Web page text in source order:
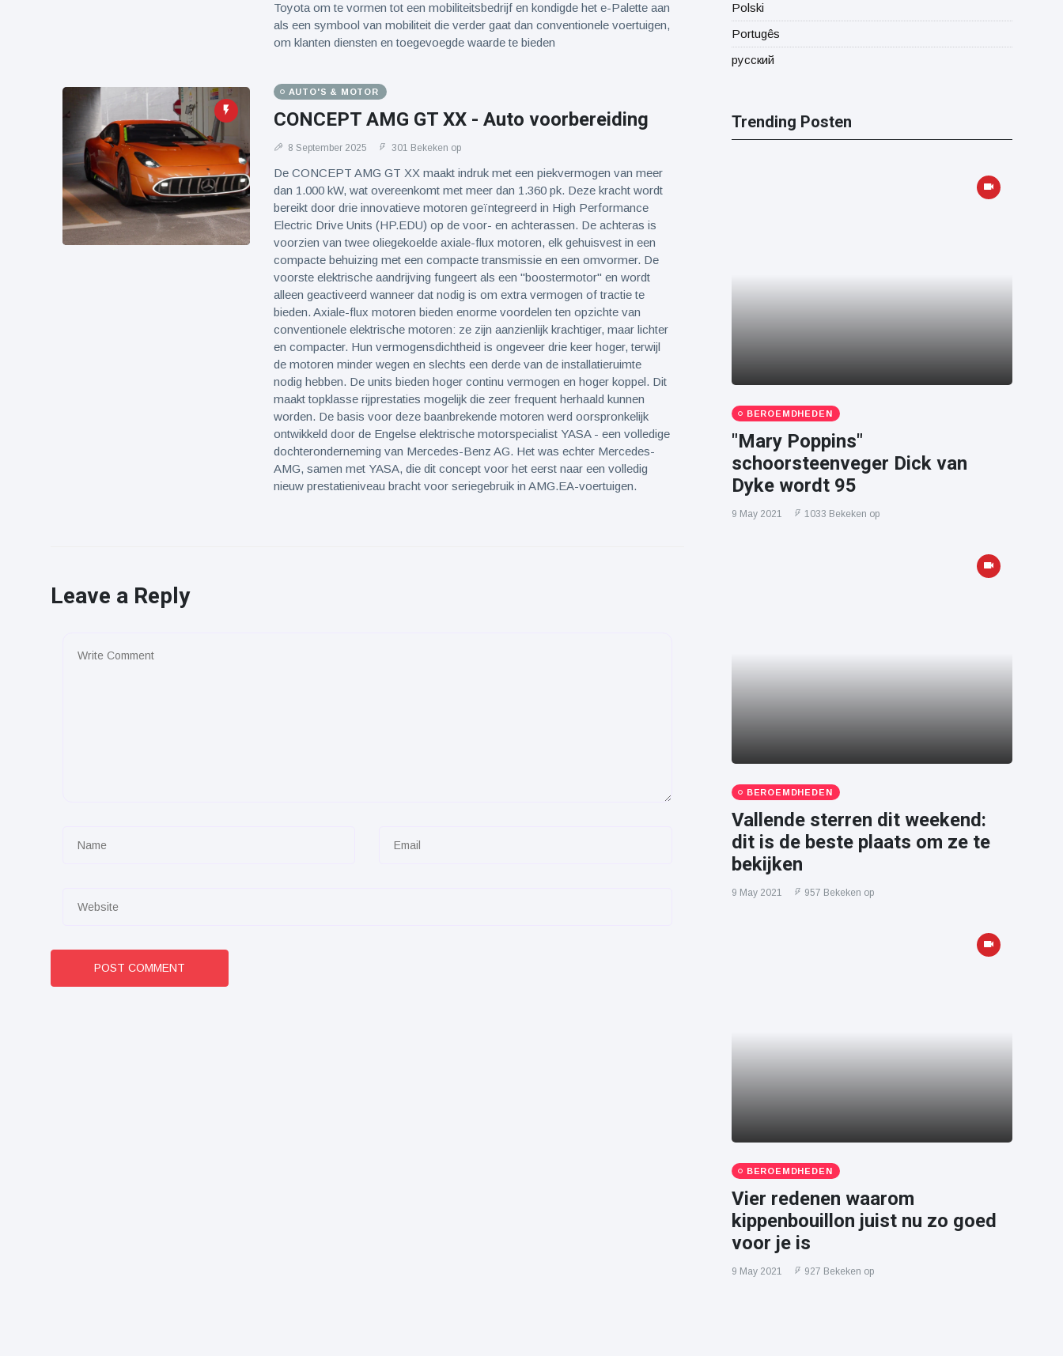
Toyota om te vormen tot een mobiliteitsbedrijf en kondigde het e-Palette aan
als een symbool van mobiliteit die verder gaat dan conventionele voertuigen,
om klanten diensten en toegevoegde waarde te bieden
AUTO'S & MOTOR
CONCEPT AMG GT XX - Auto voorbereiding
8 September 2025 301 Bekeken op
De CONCEPT AMG GT XX maakt indruk met een piekvermogen van meer
dan 1.000 kW, wat overeenkomt met meer dan 1.360 pk. Deze kracht wordt
bereikt door drie innovatieve motoren geïntegreerd in High Performance
Electric Drive Units (HP.EDU) op de voor- en achterassen. De achteras is
voorzien van twee oliegekoelde axiale-flux motoren, elk gehuisvest in een
compacte behuizing met een compacte transmissie en een omvormer. De
voorste elektrische aandrijving fungeert als een "boostermotor" en wordt
alleen geactiveerd wanneer dat nodig is om extra vermogen of tractie te
bieden. Axiale-flux motoren bieden enorme voordelen ten opzichte van
conventionele elektrische motoren: ze zijn aanzienlijk krachtiger, maar lichter
en compacter. Hun vermogensdichtheid is ongeveer drie keer hoger, terwijl
de motoren minder wegen en slechts een derde van de installatieruimte
nodig hebben. De units bieden hoger continu vermogen en hoger koppel. Dit
maakt topklasse rijprestaties mogelijk die zeer frequent herhaald kunnen
worden. De basis voor deze baanbrekende motoren werd oorspronkelijk
ontwikkeld door de Engelse elektrische motorspecialist YASA - een volledige
dochteronderneming van Mercedes-Benz AG. Het was echter Mercedes-
AMG, samen met YASA, die dit concept voor het eerst naar een volledig
nieuw prestatieniveau bracht voor seriegebruik in AMG.EA-voertuigen.
Leave a Reply
POST COMMENT
Polski
Portugês
русский
Trending Posten
BEROEMDHEDEN
"Mary Poppins"
schoorsteenveger Dick van
Dyke wordt 95
9 May 2021 1033 Bekeken op
BEROEMDHEDEN
Vallende sterren dit weekend:
dit is de beste plaats om ze te
bekijken
9 May 2021 957 Bekeken op
BEROEMDHEDEN
Vier redenen waarom
kippenbouillon juist nu zo goed
voor je is
9 May 2021 927 Bekeken op